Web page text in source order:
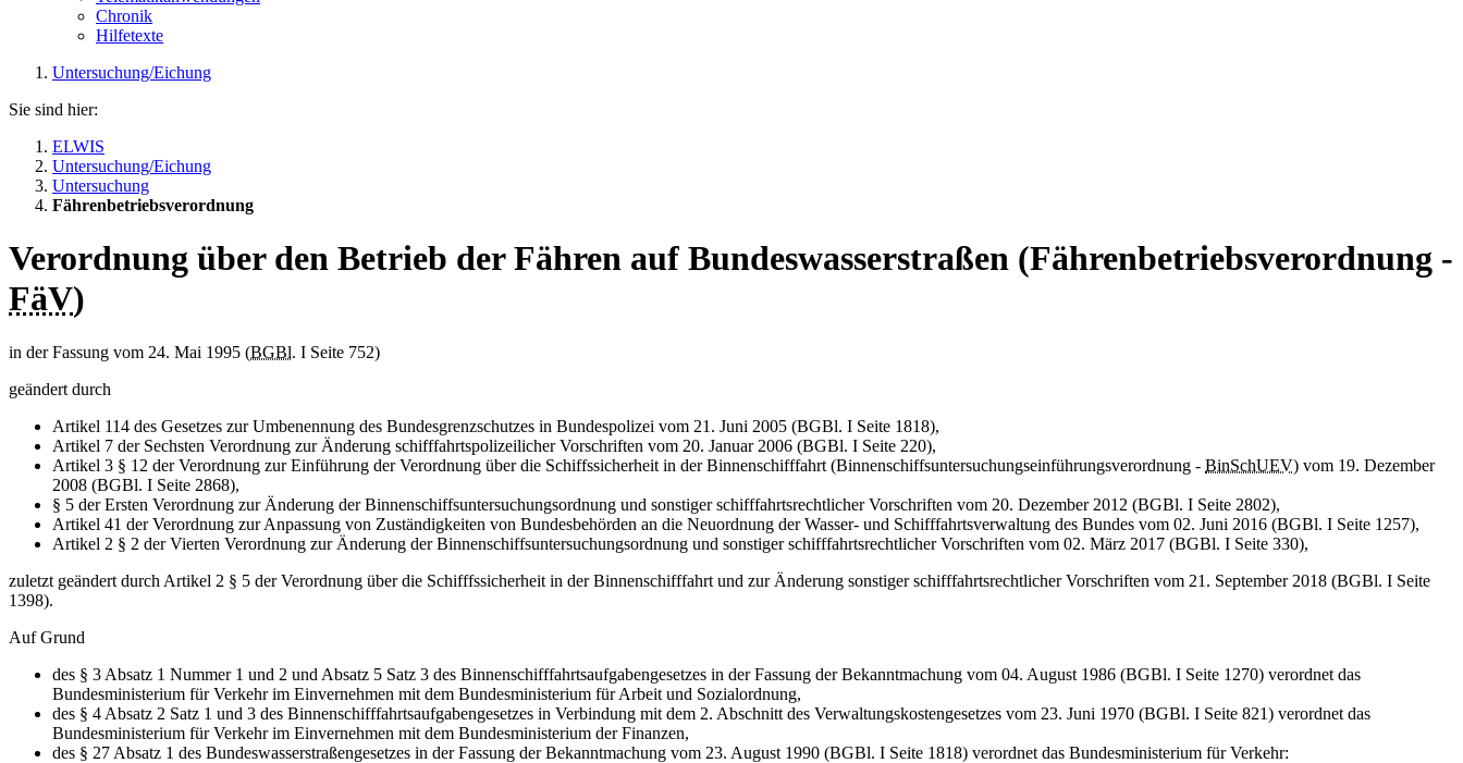
Chronik
Hilfetexte
Untersuchung/Eichung
Sie sind hier:
ELWIS
Untersuchung/Eichung
Untersuchung
Fährenbetriebsverordnung
Verordnung über den Betrieb der Fähren auf Bundeswasserstraßen (Fährenbetriebsverordnung -
FäV)
in der Fassung vom 24. Mai 1995 (BGBl. I Seite 752)
geändert durch
Artikel 114 des Gesetzes zur Umbenennung des Bundesgrenzschutzes in Bundespolizei vom 21. Juni 2005 (BGBl. I Seite 1818),
Artikel 7 der Sechsten Verordnung zur Änderung schifffahrtspolizeilicher Vorschriften vom 20. Januar 2006 (BGBl. I Seite 220),
Artikel 3 § 12 der Verordnung zur Einführung der Verordnung über die Schiffssicherheit in der Binnenschifffahrt (Binnenschiffsuntersuchungseinführungsverordnung - BinSchUEV) vom 19. Dezember
2008 (BGBl. I Seite 2868),
§ 5 der Ersten Verordnung zur Änderung der Binnenschiffsuntersuchungsordnung und sonstiger schifffahrtsrechtlicher Vorschriften vom 20. Dezember 2012 (BGBl. I Seite 2802),
Artikel 41 der Verordnung zur Anpassung von Zuständigkeiten von Bundesbehörden an die Neuordnung der Wasser- und Schifffahrtsverwaltung des Bundes vom 02. Juni 2016 (BGBl. I Seite 1257),
Artikel 2 § 2 der Vierten Verordnung zur Änderung der Binnenschiffsuntersuchungsordnung und sonstiger schifffahrtsrechtlicher Vorschriften vom 02. März 2017 (BGBl. I Seite 330),
zuletzt geändert durch Artikel 2 § 5 der Verordnung über die Schifffssicherheit in der Binnenschifffahrt und zur Änderung sonstiger schifffahrtsrechtlicher Vorschriften vom 21. September 2018 (BGBl. I Seite
1398).
Auf Grund
des § 3 Absatz 1 Nummer 1 und 2 und Absatz 5 Satz 3 des Binnenschifffahrtsaufgabengesetzes in der Fassung der Bekanntmachung vom 04. August 1986 (BGBl. I Seite 1270) verordnet das
Bundesministerium für Verkehr im Einvernehmen mit dem Bundesministerium für Arbeit und Sozialordnung,
des § 4 Absatz 2 Satz 1 und 3 des Binnenschifffahrtsaufgabengesetzes in Verbindung mit dem 2. Abschnitt des Verwaltungskostengesetzes vom 23. Juni 1970 (BGBl. I Seite 821) verordnet das
Bundesministerium für Verkehr im Einvernehmen mit dem Bundesministerium der Finanzen,
des § 27 Absatz 1 des Bundeswasserstraßengesetzes in der Fassung der Bekanntmachung vom 23. August 1990 (BGBl. I Seite 1818) verordnet das Bundesministerium für Verkehr: